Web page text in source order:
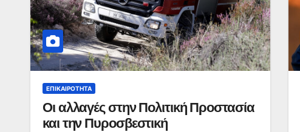
ΕΠΙΚΑΙΡΌΤΗΤΑ
Οι αλλαγές στην Πολιτική Προστασία
και την Πυροσβεστική